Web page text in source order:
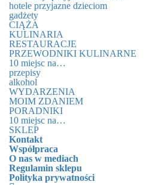
hotele przyjazne dzieciom
gadżety
CIĄŻA
KULINARIA
RESTAURACJE
PRZEWODNIKI KULINARNE
10 miejsc na…
przepisy
alkohol
WYDARZENIA
MOIM ZDANIEM
PORADNIKI
10 miejsc na…
SKLEP
Kontakt
Współpraca
O nas w mediach
Regulamin sklepu
Polityka prywatności